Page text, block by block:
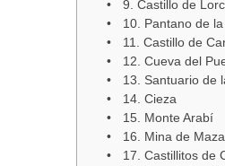
9. Castillo de
10. Pantano de
11. Castillo de
12. Cueva del
13. Santuario de
14. Cieza
15. Monte Arabí
16. Mina de
17. Castillitos de